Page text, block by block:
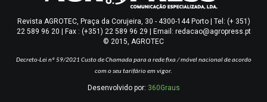
Revista AGROTEC, Praça da Corujeira, 30 - 4300-144 Porto | Tel: (+ 351)
22 589 96 20 | Fax : (+351) 22 589 96 29 | Email: redacao@agropress.pt
© 2015, AGROTEC
Decreto-Lei nº 59/2021 Custo de Chamada para a rede fixa / móvel nacional de acordo
com o seu tarifário em vigor.
Desenvolvido por: 360Graus